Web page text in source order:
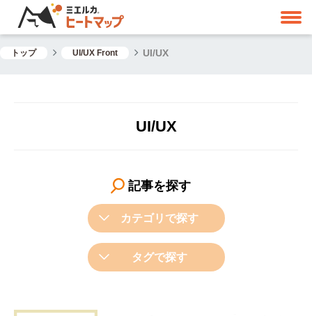
トップ UI/UX Front UI/UX
UI/UX
記事を探す
カテゴリで探す
タグで探す